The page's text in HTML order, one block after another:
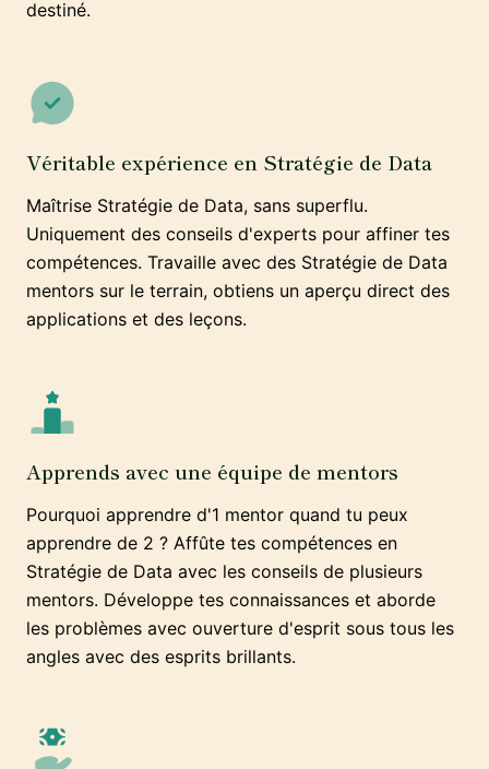
destiné.
Véritable expérience en Stratégie de Data
Maîtrise Stratégie de Data, sans superflu.
Uniquement des conseils d'experts pour affiner tes
compétences. Travaille avec des Stratégie de Data
mentors sur le terrain, obtiens un aperçu direct des
applications et des leçons.
Apprends avec une équipe de mentors
Pourquoi apprendre d'1 mentor quand tu peux
apprendre de 2 ? Affûte tes compétences en
Stratégie de Data avec les conseils de plusieurs
mentors. Développe tes connaissances et aborde
les problèmes avec ouverture d'esprit sous tous les
angles avec des esprits brillants.